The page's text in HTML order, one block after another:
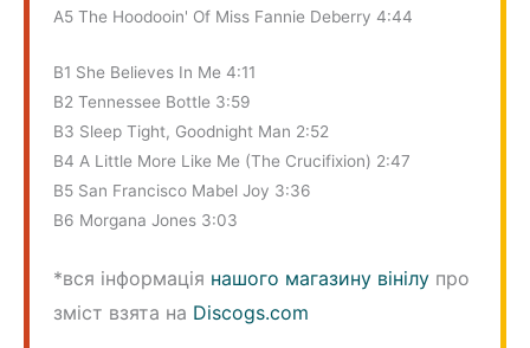
A5 The Hoodooin' Of Miss Fannie Deberry 4:44
B1 She Believes In Me 4:11
B2 Tennessee Bottle 3:59
B3 Sleep Tight, Goodnight Man 2:52
B4 A Little More Like Me (The Crucifixion) 2:47
B5 San Francisco Mabel Joy 3:36
B6 Morgana Jones 3:03
*вся інформація нашого магазину вінілу про
зміст взята на Discogs.com